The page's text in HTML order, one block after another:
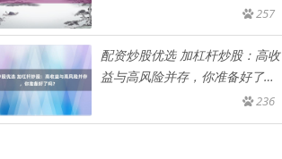
257
配资炒股优选 加杠杆炒股：高收
益与高风险并存，你准备好了
236